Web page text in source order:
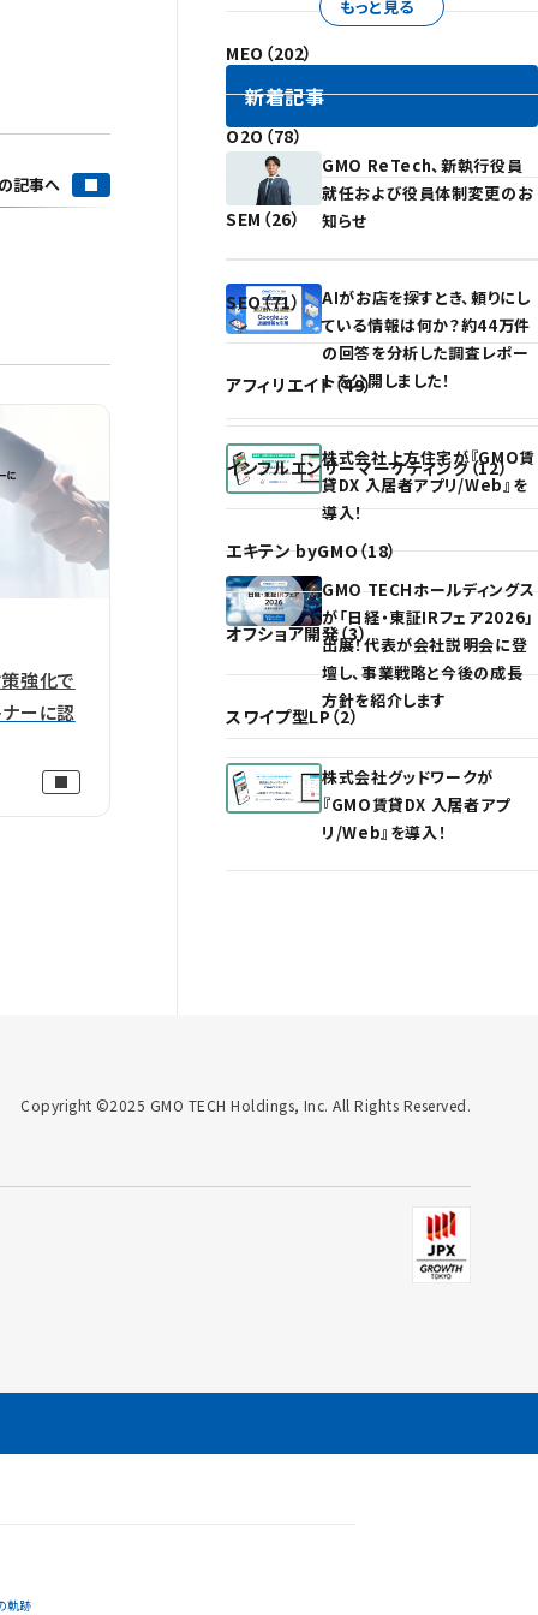
記事へ
強化で
ーに認
MEO（202）
O2O（78）
SEM（26）
SEO（71）
アフィリエイト（49）
インフルエンサーマーケティング（12）
エキテン byGMO（18）
オフショア開発（3）
スワイプ型LP（2）
もっと見る
新着記事
GMO ReTech、新執行役員
就任および役員体制変更のお
知らせ
AIがお店を探すとき、頼りにし
ている情報は何か？約44万件
の回答を分析した調査レポー
トを公開しました！
株式会社上方住宅が『GMO賃
貸DX 入居者アプリ/Web』を
導入！
GMO TECHホールディングス
が「日経・東証IRフェア2026」
出展！代表が会社説明会に登
壇し、事業戦略と今後の成長
方針を紹介します
株式会社グッドワークが
『GMO賃貸DX 入居者アプ
リ/Web』を導入！
Copyright ©2025 GMO TECH Holdings, Inc. All Rights Reserved.
軌跡